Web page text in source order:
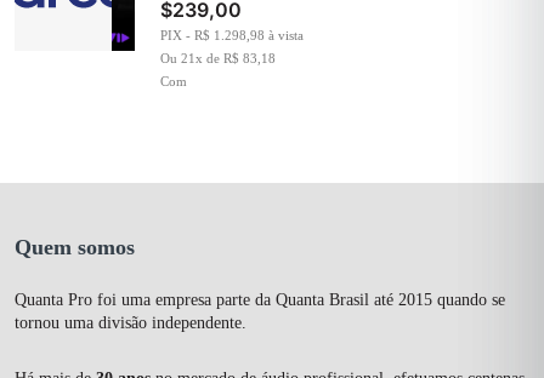
$239,00
PIX - R$ 1.298,98 à vista
Ou 21x de R$ 83,18
Com
Quem somos
Quanta Pro foi uma empresa parte da Quanta Brasil até 2015 quando se
tornou uma divisão independente.